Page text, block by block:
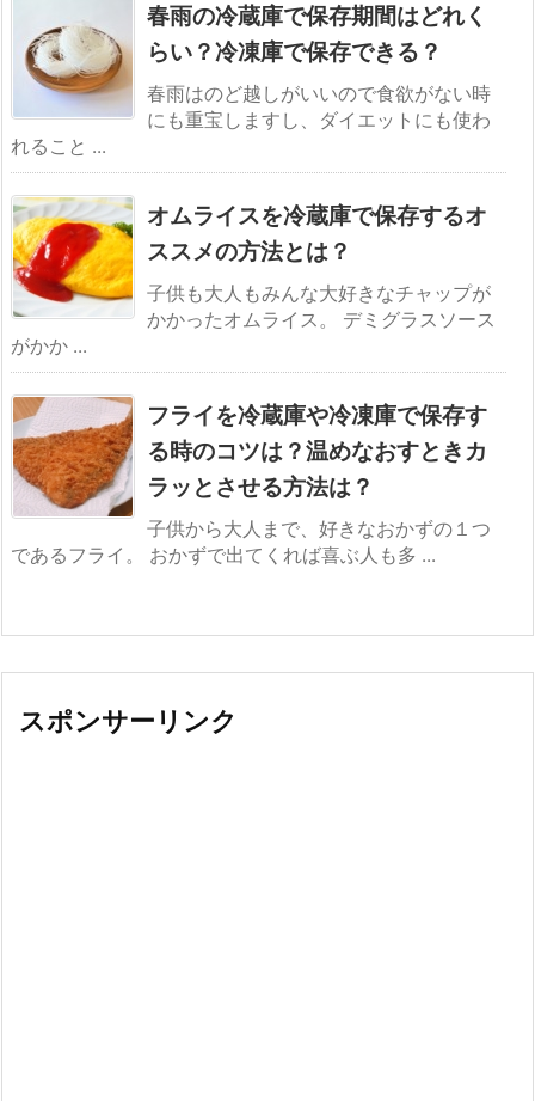
春雨の冷蔵庫で保存期間はどれく
らい？冷凍庫で保存できる？
春雨はのど越しがいいので食欲がない時
にも重宝しますし、ダイエットにも使わ
れること ...
オムライスを冷蔵庫で保存するオ
ススメの方法とは？
子供も大人もみんな大好きなチャップが
かかったオムライス。 デミグラスソース
がかか ...
フライを冷蔵庫や冷凍庫で保存す
る時のコツは？温めなおすときカ
ラッとさせる方法は？
子供から大人まで、好きなおかずの１つ
であるフライ。 おかずで出てくれば喜ぶ人も多 ...
スポンサーリンク